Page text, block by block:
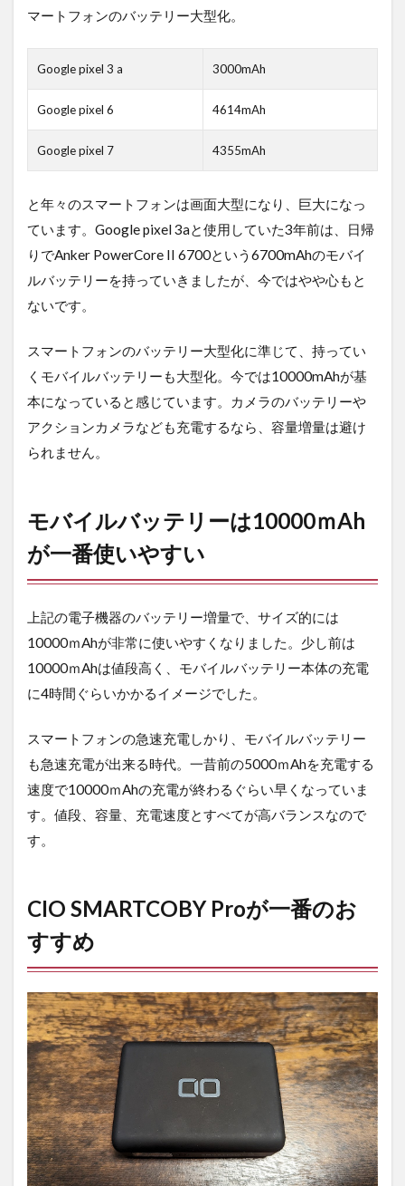
が一番
使いや
3
CIO
SMARTCOBY
Proが一番の
おすすめ
4
充
電
は
使
分
て
る
4.1
1口
充電：
Anker
4.2
2
口充電：
CIO
NovaPort
45W
5
ゆ
ず
本
組
み
合
わ
せ
ご
マートフォンのバッテリー大型化。
Google pixel 3 a 3000mAh
Google pixel 6 4614mAh
Google pixel 7 4355mAh
と年々のスマートフォンは画面大型になり、巨大になっ
ています。Google pixel 3aと使用していた3年前は、日帰
りでAnker PowerCore II 6700という6700mAhのモバイ
ルバッテリーを持っていきましたが、今ではやや心もと
ないです。
スマートフォンのバッテリー大型化に準じて、持ってい
くモバイルバッテリーも大型化。今では10000mAhが基
本になっていると感じています。カメラのバッテリーや
アクションカメラなども充電するなら、容量増量は避け
られません。
モバイルバッテリーは10000ｍAh
が一番使いやすい
上記の電子機器のバッテリー増量で、サイズ的には
10000ｍAhが非常に使いやすくなりました。少し前は
10000ｍAhは値段高く、モバイルバッテリー本体の充電
に4時間ぐらいかかるイメージでした。
スマートフォンの急速充電しかり、モバイルバッテリー
も急速充電が出来る時代。一昔前の5000ｍAhを充電する
速度で10000ｍAhの充電が終わるぐらい早くなっていま
す。値段、容量、充電速度とすべてが高バランスなので
す。
CIO SMARTCOBY Proが一番のお
すすめ